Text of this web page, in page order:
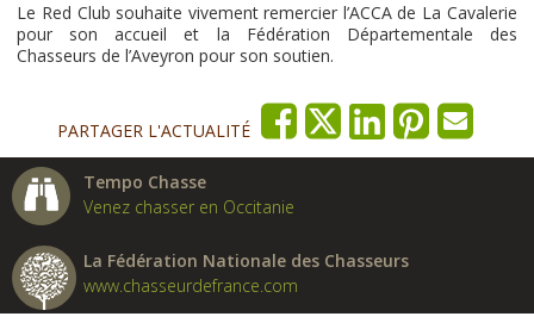
Le Red Club souhaite vivement remercier l’ACCA de La Cavalerie
pour son accueil et la Fédération Départementale des
Chasseurs de l’Aveyron pour son soutien.
PARTAGER L'ACTUALITÉ
Tempo Chasse
Venez chasser en Occitanie
La Fédération Nationale des Chasseurs
www.chasseurdefrance.com